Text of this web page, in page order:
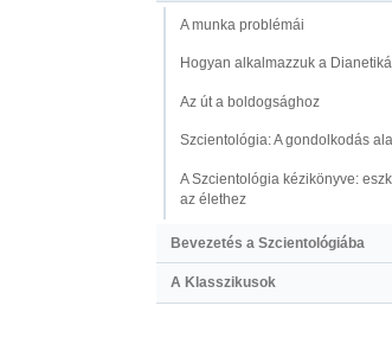
A munka problémái
Hogyan alkalmazzuk a
Az út a boldogsághoz
Szcientológia: A gondolkodás
A Szcientológia kézikönyve:
az élethez
Bevezetés a Szcientológiába
A Klasszikusok